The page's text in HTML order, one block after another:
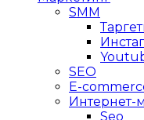
SMM
SEO
E-
Интернет-
Seo